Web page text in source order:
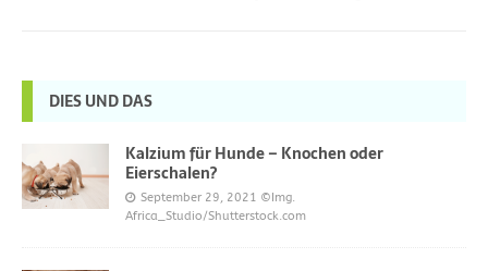
DIES UND DAS
Kalzium für Hunde – Knochen oder
Eierschalen?
September 29, 2021 ©Img.
Africa_Studio/Shutterstock.com